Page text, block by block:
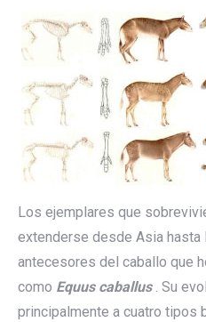
Los ejemplares que
extenderse desde Asia hasta
antecesores del caballo que
como Equus caballus . Su
principalmente a cuatro tipos